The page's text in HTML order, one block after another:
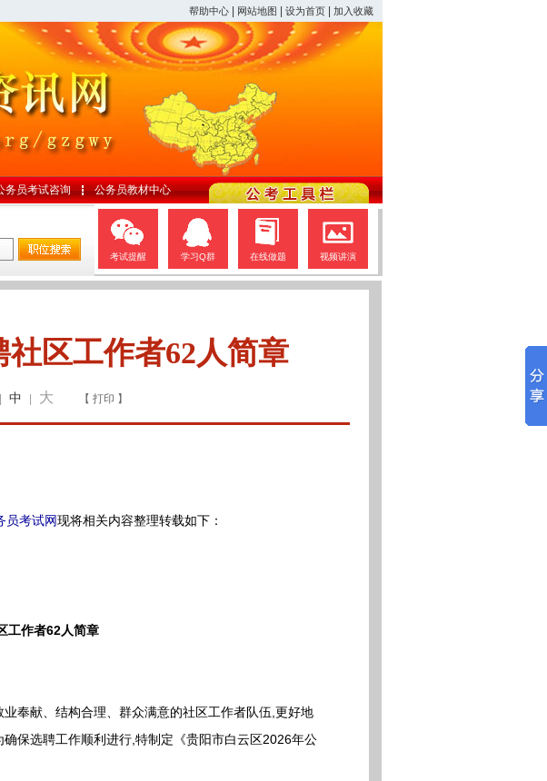
帮助中心 网站地图 设为首页 加入收藏
务员考试咨询 公务员教材中心
考试提醒 学习Q群 在线做题 视频讲演
区工作者62人简章
中 大 【 打印 】
员考试网现将相关内容整理转载如下：
工作者62人简章
献、结构合理、群众满意的社区工作者队伍,更好地
保选聘工作顺利进行,特制定《贵阳市白云区2026年公